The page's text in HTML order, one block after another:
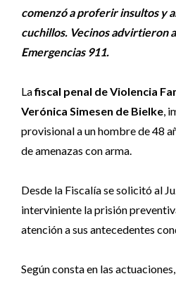
comenzó a proferir insultos y
cuchillos. Vecinos advirtieron
Emergencias 911.
Lafiscal penal de Violencia
Verónica Simesen de Bielke,
provisional a un hombre de 48
de amenazas con arma.
Desde la Fiscalía se solicitó al
interviniente la prisión
atención a sus antecedentes
Según consta en las